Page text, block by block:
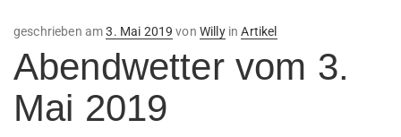
geschrieben amVeröffentlicht
am
3. Mai 2019 von WillyinArtikel
Abendwetter vom 3.
Mai 2019